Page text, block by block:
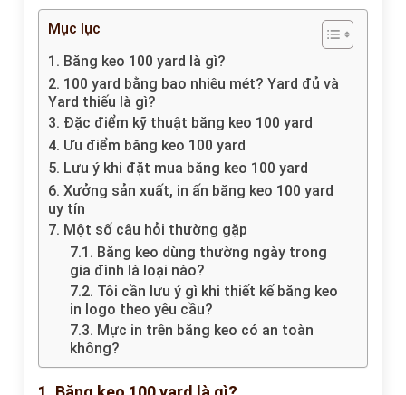
Mục lục
1. Băng keo 100 yard là gì?
2. 100 yard bằng bao nhiêu mét? Yard đủ và
Yard thiếu là gì?
3. Đặc điểm kỹ thuật băng keo 100 yard
4. Ưu điểm băng keo 100 yard
5. Lưu ý khi đặt mua băng keo 100 yard
6. Xưởng sản xuất, in ấn băng keo 100 yard
uy tín
7. Một số câu hỏi thường gặp
7.1. Băng keo dùng thường ngày trong
gia đình là loại nào?
7.2. Tôi cần lưu ý gì khi thiết kế băng keo
in logo theo yêu cầu?
7.3. Mực in trên băng keo có an toàn
không?